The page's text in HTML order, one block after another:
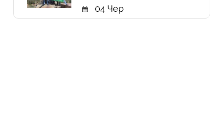
04 Чер